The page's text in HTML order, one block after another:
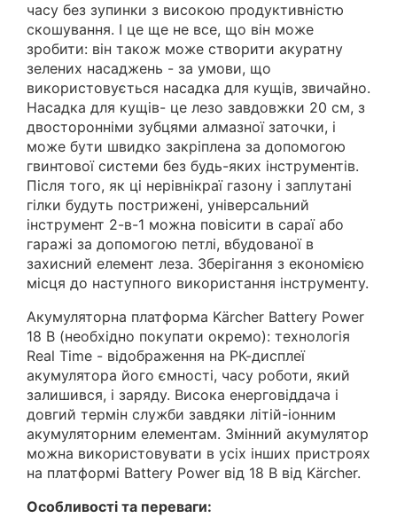
часу без зупинки з високою продуктивністю
скошування. І це ще не все, що він може
зробити: він також може створити акуратну
зелених насаджень - за умови, що
використовується насадка для кущів, звичайно.
Насадка для кущів- це лезо завдовжки 20 см, з
двосторонніми зубцями алмазної заточки, і
може бути швидко закріплена за допомогою
гвинтової системи без будь-яких інструментів.
Після того, як ці нерівнікраї газону і заплутані
гілки будуть пострижені, універсальний
інструмент 2-в-1 можна повісити в сараї або
гаражі за допомогою петлі, вбудованої в
захисний елемент леза. Зберігання з економією
місця до наступного використання інструменту.
Акумуляторна платформа Kärcher Battery Power
18 В (необхідно покупати окремо): технологія
Real Time - відображення на РК-дисплеї
акумулятора його ємності, часу роботи, який
залишився, і заряду. Висока енерговіддача і
довгий термін служби завдяки літій-іонним
акумуляторним елементам. Змінний акумулятор
можна використовувати в усіх інших пристроях
на платформі Battery Power від 18 В від Kärcher.
Особливості та переваги: